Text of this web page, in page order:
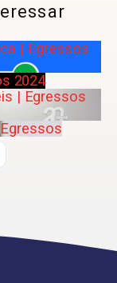
| Egressos
2024
| Egressos